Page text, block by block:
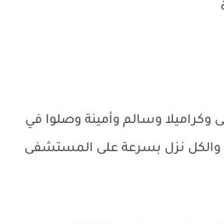
وسالم وأمينة وصلوا في
نزل بسرعة على المستشفى